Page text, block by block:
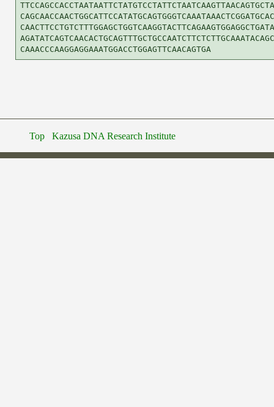
CAAACCCAAGGAGGAAATGGACCTGGAGTTCAACAGTGA
Top Kazusa DNA Research Institute